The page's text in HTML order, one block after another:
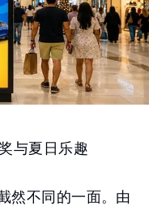
与夏日乐趣
然不同的一面。由